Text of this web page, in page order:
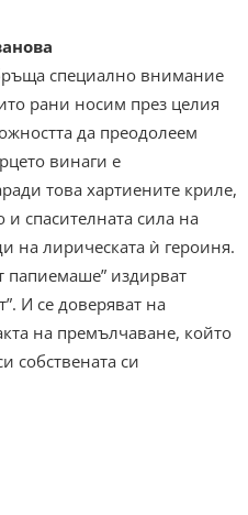
специално внимание
рани носим през целия
да преодолеем
винаги е
това хартиените криле,
спасителната сила на
на лирическата ѝ героиня.
папиемаше” издирват
И се доверяват на
на премълчаване, който
собствената си